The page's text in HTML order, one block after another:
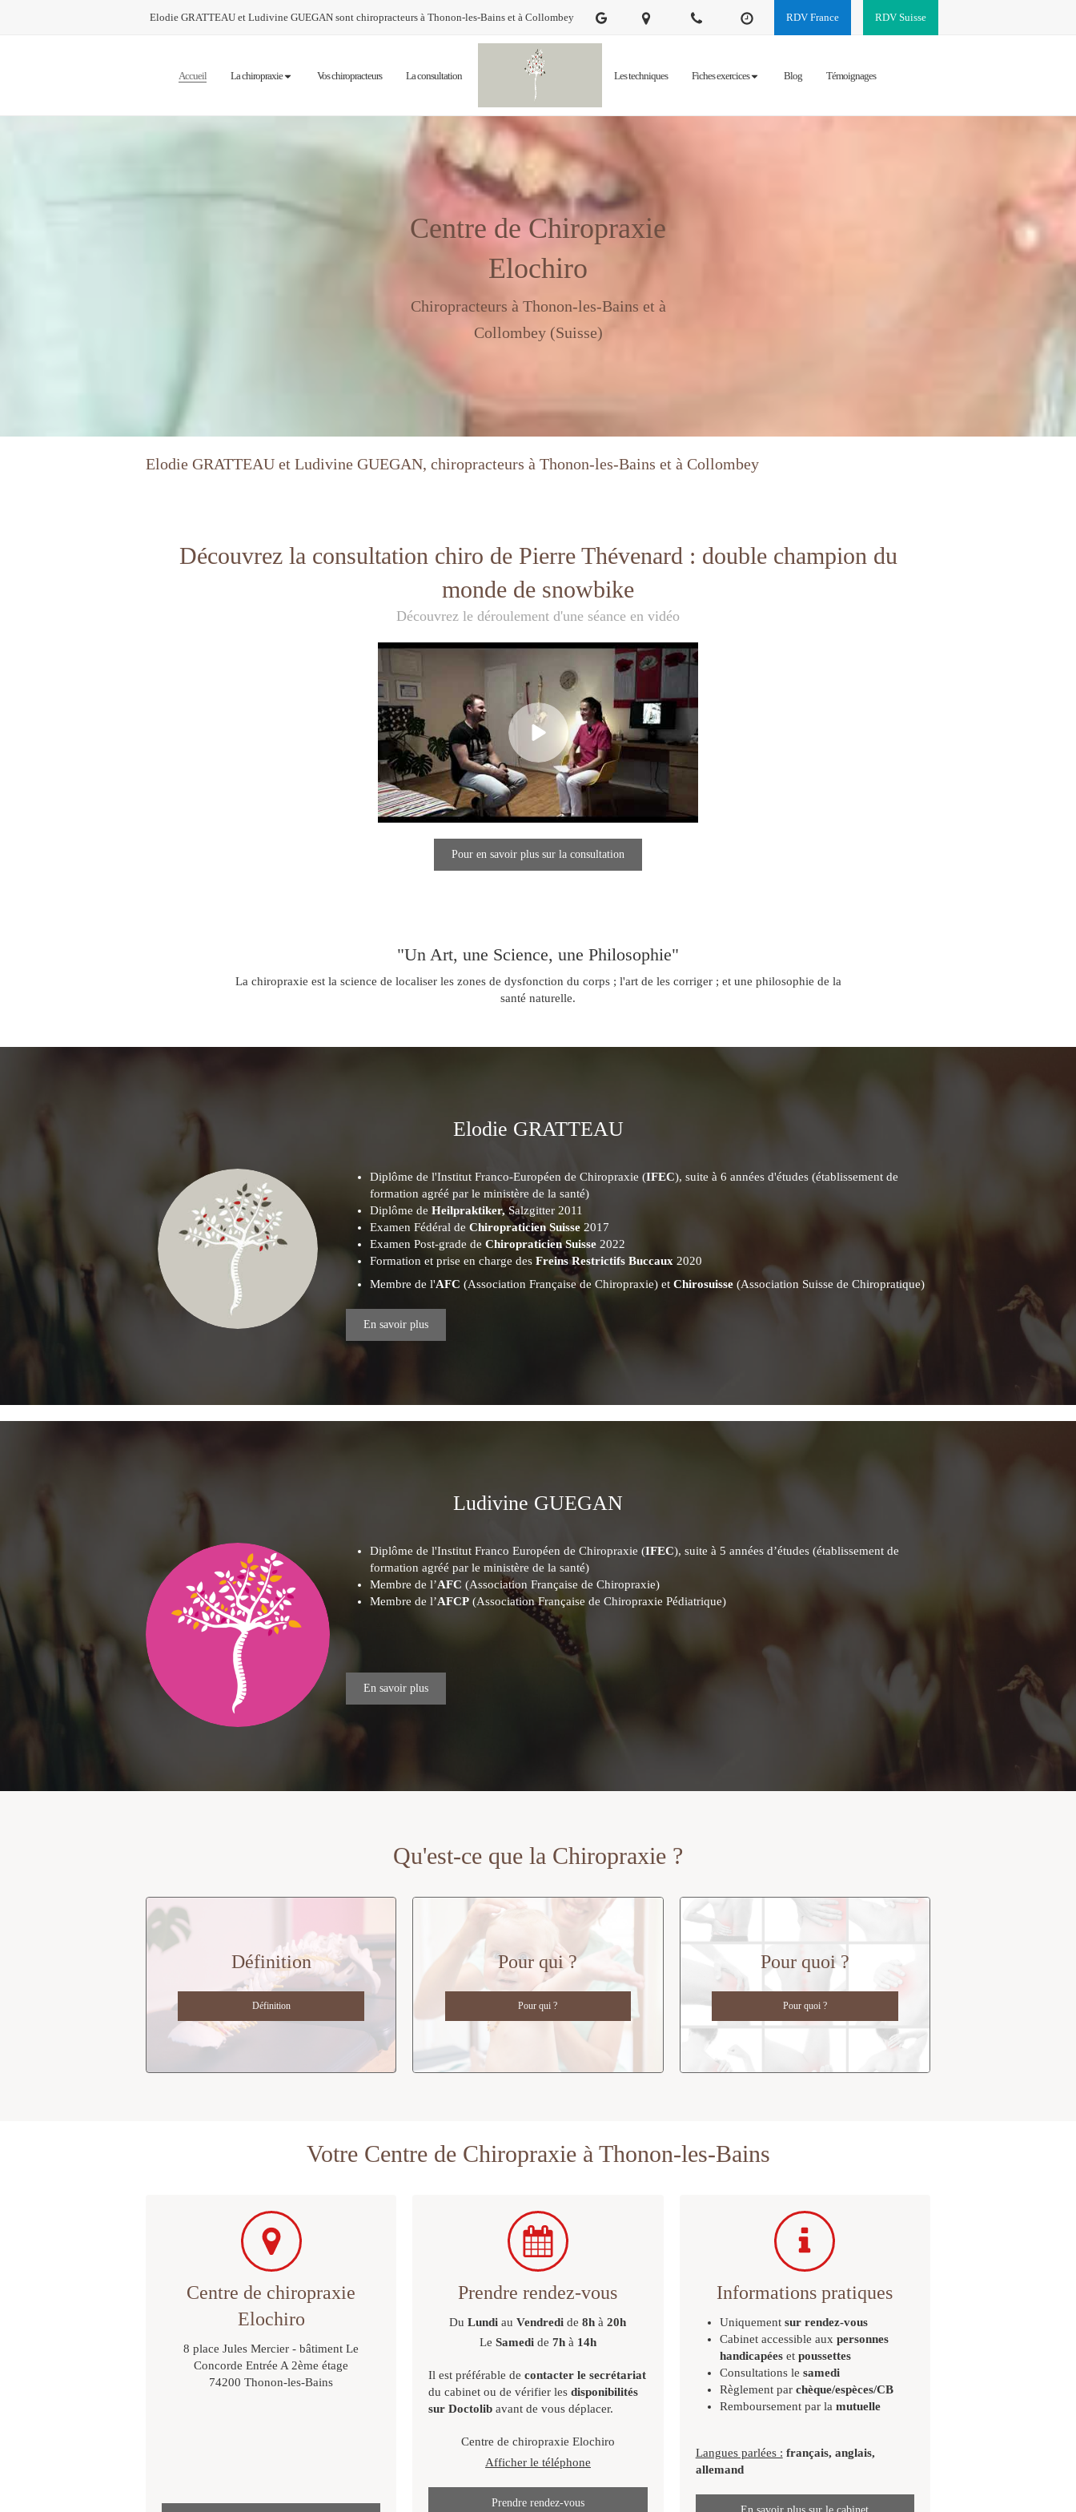
Elodie GRATTEAU et Ludivine GUEGAN sont chiropracteurs à Thonon-les-Bains et à Collombey RDV Suisse
RDV France
Accueil La chiropraxie Vos chiropracteurs La consultation Les techniques Fiches exercices Blog Témoignages
Centre de Chiropraxie
Elochiro
Chiropracteurs à Thonon-les-Bains et à
Collombey (Suisse)
Elodie GRATTEAU et Ludivine GUEGAN, chiropracteurs à Thonon-les-Bains et à Collombey
Découvrez la consultation chiro de Pierre Thévenard : double champion du
monde de snowbike
Découvrez le déroulement d'une séance en vidéo
Pour en savoir plus sur la consultation
"Un Art, une Science, une Philosophie"
La chiropraxie est la science de localiser les zones de dysfonction du corps ; l'art de les corriger ; et une philosophie de la
santé naturelle.
Elodie GRATTEAU
Diplôme de l'Institut Franco-Européen de Chiropraxie (IFEC), suite à 6 années d'études (établissement de
formation agréé par le ministère de la santé)
Diplôme de Heilpraktiker,Salzgitter 2011
Examen Fédéral de Chiropraticien Suisse 2017
Examen Post-grade de Chiropraticien Suisse 2022
Formation et prise en charge des Freins Restrictifs Buccaux 2020
Membre de l'AFC (Association Française de Chiropraxie) et Chirosuisse (Association Suisse de Chiropratique)
En savoir plus
Ludivine GUEGAN
Diplôme de l'Institut Franco Européen de Chiropraxie (IFEC), suite à 5 années d’études (établissement de
formation agréé par le ministère de la santé)
Membre de l’AFC (Association Française de Chiropraxie)
Membre de l’AFCP (Association Française de Chiropraxie Pédiatrique)
En savoir plus
Qu'est-ce que la Chiropraxie ?
Définition
Définition
Pour qui ?
Pour qui ?
Pour quoi ?
Pour quoi ?
Votre Centre de Chiropraxie à Thonon-les-Bains
Centre de chiropraxie
Elochiro
8 place Jules Mercier - bâtiment Le
Concorde Entrée A 2ème étage
74200 Thonon-les-Bains
Prendre rendez-vous
DuLundi auVendredi de8h à20h
Le Samedide 7hà 14h
Il est préférable decontacter le secrétariat
du cabinet ou de vérifier lesdisponibilités
sur Doctolib avant de vous déplacer.
Centre de chiropraxie Elochiro
Afficher le téléphone
Prendre rendez-vous
Informations pratiques
Uniquement sur rendez-vous
Cabinet accessible aux personnes
handicapéeset poussettes
Consultations le samedi
Règlement par chèque/espèces/CB
Remboursement par la mutuelle
Langues parlées : français, anglais,
allemand